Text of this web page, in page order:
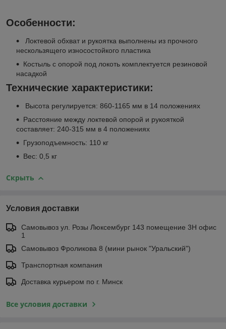
Особенности:
Локтевой обхват и рукоятка выполнены из прочного
нескользящего износостойкого пластика
Костыль с опорой под локоть комплектуется резиновой
насадкой
Технические характеристики:
Высота регулируется: 860-1165 мм в 14 положениях
Расстояние между локтевой опорой и рукояткой
составляет: 240-315 мм в 4 положениях
Грузоподъемность: 110 кг
Вес: 0,5 кг
Скрыть
Условия доставки
Самовывоз ул. Розы Люксембург 143 помещение 3Н офис
1
Самовывоз Фроликова 8 (мини рынок "Уральский")
Транспортная компания
Доставка курьером по г. Минск
Все условия доставки